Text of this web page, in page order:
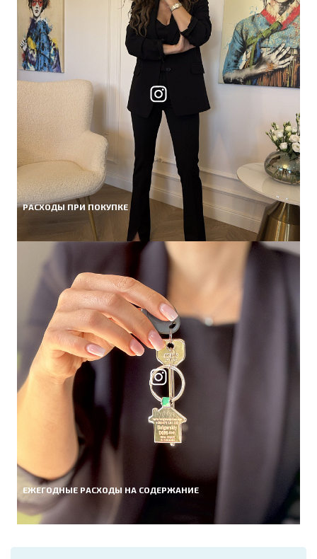
РАСХОДЫ ПРИ ПОКУПКЕ
ЕЖЕГОДНЫЕ РАСХОДЫ НА СОДЕРЖАНИЕ